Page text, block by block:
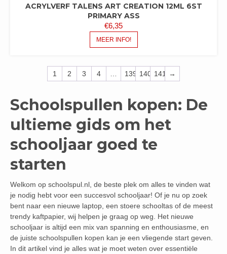
ACRYLVERF TALENS ART CREATION 12ML 6ST
PRIMARY ASS
€6,35
MEER INFO!
1 2 3 4 139 140 141 →
Schoolspullen kopen: De
ultieme gids om het
schooljaar goed te
starten
Welkom op schoolspul.nl, de beste plek om alles te vinden wat
je nodig hebt voor een succesvol schooljaar! Of je nu op zoek
bent naar een nieuwe laptop, een stoere schooltas of de meest
trendy kaftpapier, wij helpen je graag op weg. Het nieuwe
schooljaar is altijd een mix van spanning en enthousiasme, en
de juiste schoolspullen kopen kan je een vliegende start geven.
In dit artikel vind je alles wat je moet weten over essentiële